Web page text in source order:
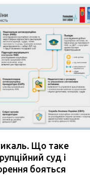
Що таке
суд і
бояться